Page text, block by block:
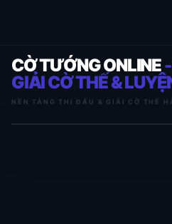
CỜ TƯỚNG ONLINE
GIẢI CỜ THẾ &
NỀN TẢNG THI ĐẤU & GIẢI CỜ THẾ